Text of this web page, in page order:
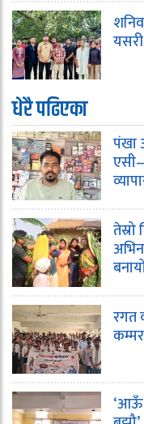
धेरै पढिएका
पंखा
रगत
‘आऊँ